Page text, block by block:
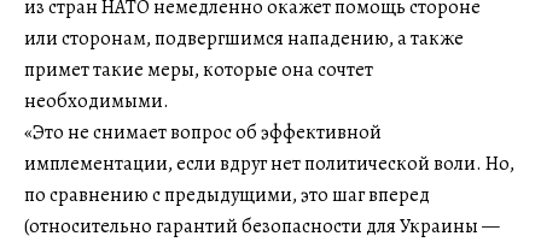
из стран НАТО немедленно окажет помощь стороне
или сторонам, подвергшимся нападению, а также
примет такие меры, которые она сочтет
необходимыми.
«Это не снимает вопрос об эффективной
имплементации, если вдруг нет политической воли. Но,
по сравнению с предыдущими, это шаг вперед
(относительно гарантий безопасности для Украины —